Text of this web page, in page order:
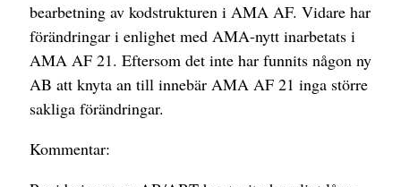
bearbetning av kodstrukturen i AMA AF. Vidare har
förändringar i enlighet med AMA-nytt inarbetats i
AMA AF 21. Eftersom det inte har funnits någon ny
AB att knyta an till innebär AMA AF 21 inga större
sakliga förändringar.
Kommentar: